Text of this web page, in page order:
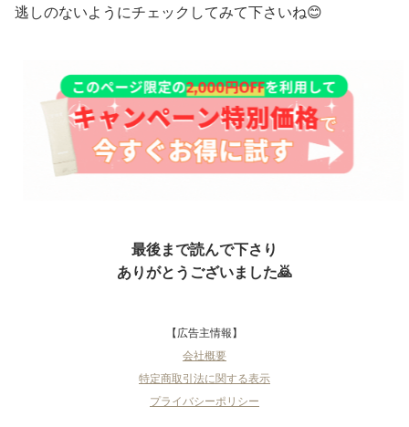
逃しのないようにチェックしてみて下さいね😊
最後まで読んで下さり
ありがとうございました🙇
【広告主情報】
会社概要
特定商取引法に関する表示
プライバシーポリシー